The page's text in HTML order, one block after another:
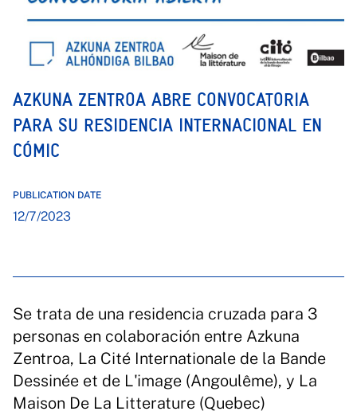
AZKUNA ZENTROA ABRE CONVOCATORIA
PARA SU RESIDENCIA INTERNACIONAL EN
CÓMIC
PUBLICATION DATE
12/7/2023
Se trata de una residencia cruzada para 3
personas en colaboración entre Azkuna
Zentroa, La Cité Internationale de la Bande
Dessinée et de L'image (Angoulême), y La
Maison De La Litterature (Quebec)